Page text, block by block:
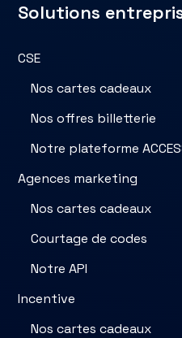
Solutions
CSE
Nos cartes cadeaux
Nos offres billetterie
Notre plateforme
Agences marketing
Nos cartes cadeaux
Courtage de codes
Notre API
Incentive
Nos cartes cadeaux